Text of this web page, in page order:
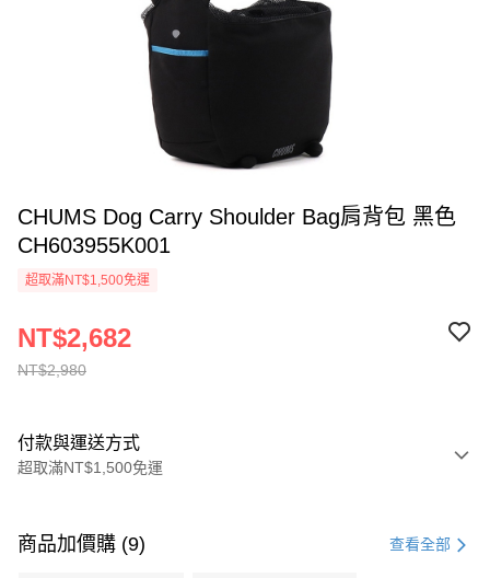
CHUMS Dog Carry Shoulder Bag肩背包 黑色
CH603955K001
超取滿NT$1,500免運
NT$2,980
NT$2,682
付款與運送方式
超取滿NT$1,500免運
信用卡一次付款
商品加價購 (9) 查看全部